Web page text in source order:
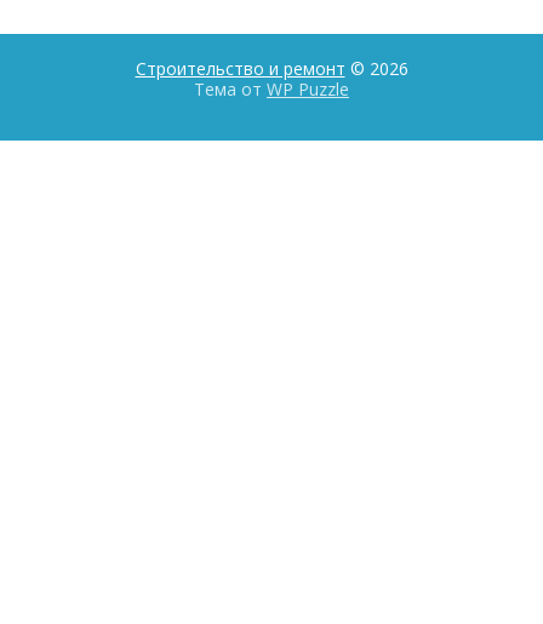
Строительство и ремонт © 2026
Тема от WP Puzzle